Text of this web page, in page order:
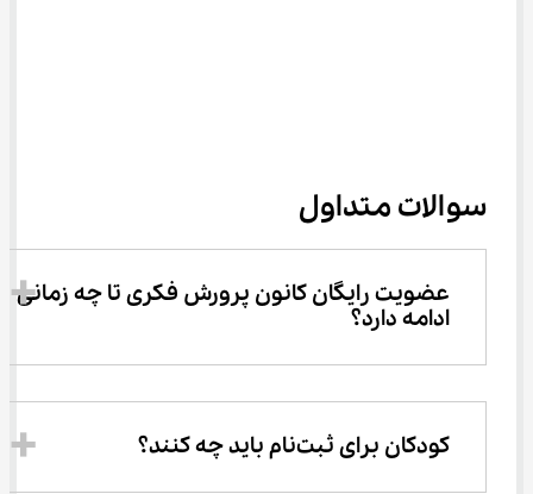
سوالات متداول
عضویت رایگان کانون پرورش فکری تا چه زمانی
ادامه دارد؟
کودکان برای ثبت‌نام باید چه کنند؟